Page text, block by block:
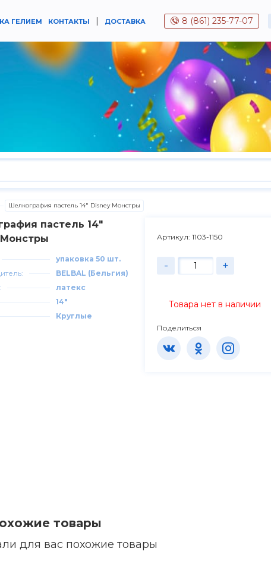
ГЕЛИЕМ КОНТАКТЫ | ДОСТАВКА 8 (861) 235-77-07
Шелкография пастель 14" Disney Монстры
Артикул: 1103-1150
- +
Товара нет в наличии
Поделиться
пастель 14"
упаковка 50 шт.
BELBAL (Бельгия)
латекс
14"
Круглые
товары
для вас похожие товары